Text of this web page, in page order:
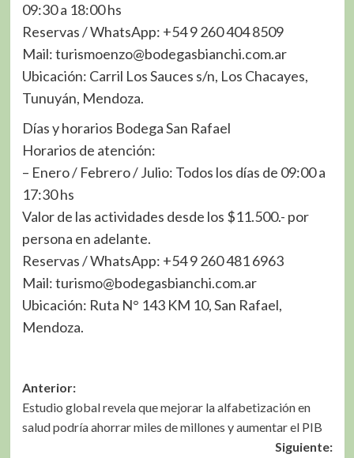
09:30 a 18:00 hs
Reservas / WhatsApp: +54 9 260 404 8509
Mail: turismoenzo@bodegasbianchi.com.ar
Ubicación: Carril Los Sauces s/n, Los Chacayes,
Tunuyán, Mendoza.
Días y horarios Bodega San Rafael
Horarios de atención:
– Enero / Febrero / Julio: Todos los días de 09:00 a
17:30 hs
Valor de las actividades desde los $11.500.- por
persona en adelante.
Reservas / WhatsApp: +54 9 260 481 6963
Mail: turismo@bodegasbianchi.com.ar
Ubicación: Ruta N° 143 KM 10, San Rafael,
Mendoza.
Navegación
de
entradas
Anterior:
Estudio global revela que mejorar la alfabetización en
salud podría ahorrar miles de millones y aumentar el PIB
Siguiente: